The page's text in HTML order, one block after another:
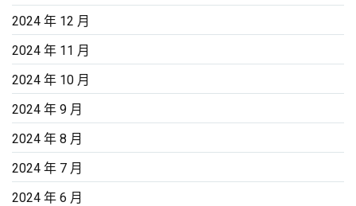
2024 年 12 月
2024 年 11 月
2024 年 10 月
2024 年 9 月
2024 年 8 月
2024 年 7 月
2024 年 6 月